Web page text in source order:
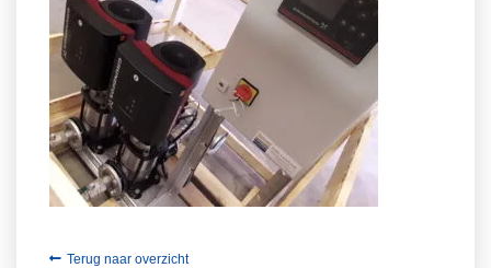
Terug naar overzicht